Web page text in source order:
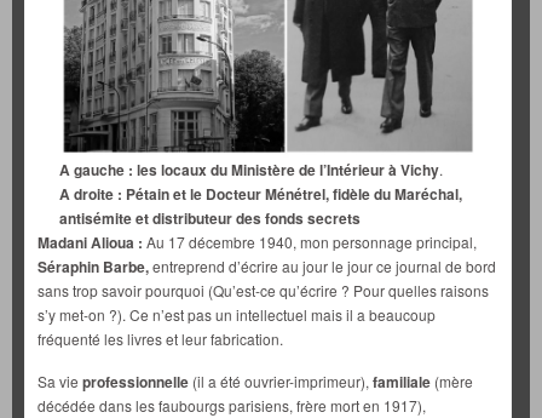
A gauche : les locaux du Ministère de l’Intérieur à Vichy.
A droite : Pétain et le Docteur Ménétrel, fidèle du Maréchal,
antisémite et distributeur des fonds secrets
Madani Alioua : Au 17 décembre 1940, mon personnage principal,
Séraphin Barbe,entreprend d’écrire au jour le jour ce journal de bord
sans trop savoir pourquoi (Qu’est-ce qu’écrire ? Pour quelles raisons
s’y met-on ?). Ce n’est pas un intellectuel mais il a beaucoup
fréquenté les livres et leur fabrication.
Sa vie professionnelle (il a été ouvrier-imprimeur), familiale (mère
décédée dans les faubourgs parisiens, frère mort en 1917),